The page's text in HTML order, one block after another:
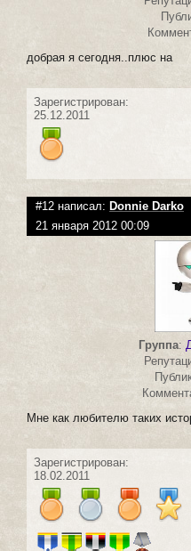
добрая я сегодня..плюс на
Зарегистрирован:
25.12.2011
#12 написал: Donnie Darko
21 января 2012 00:09
Группа:
Мне как любителю таких
Зарегистрирован:
18.02.2011